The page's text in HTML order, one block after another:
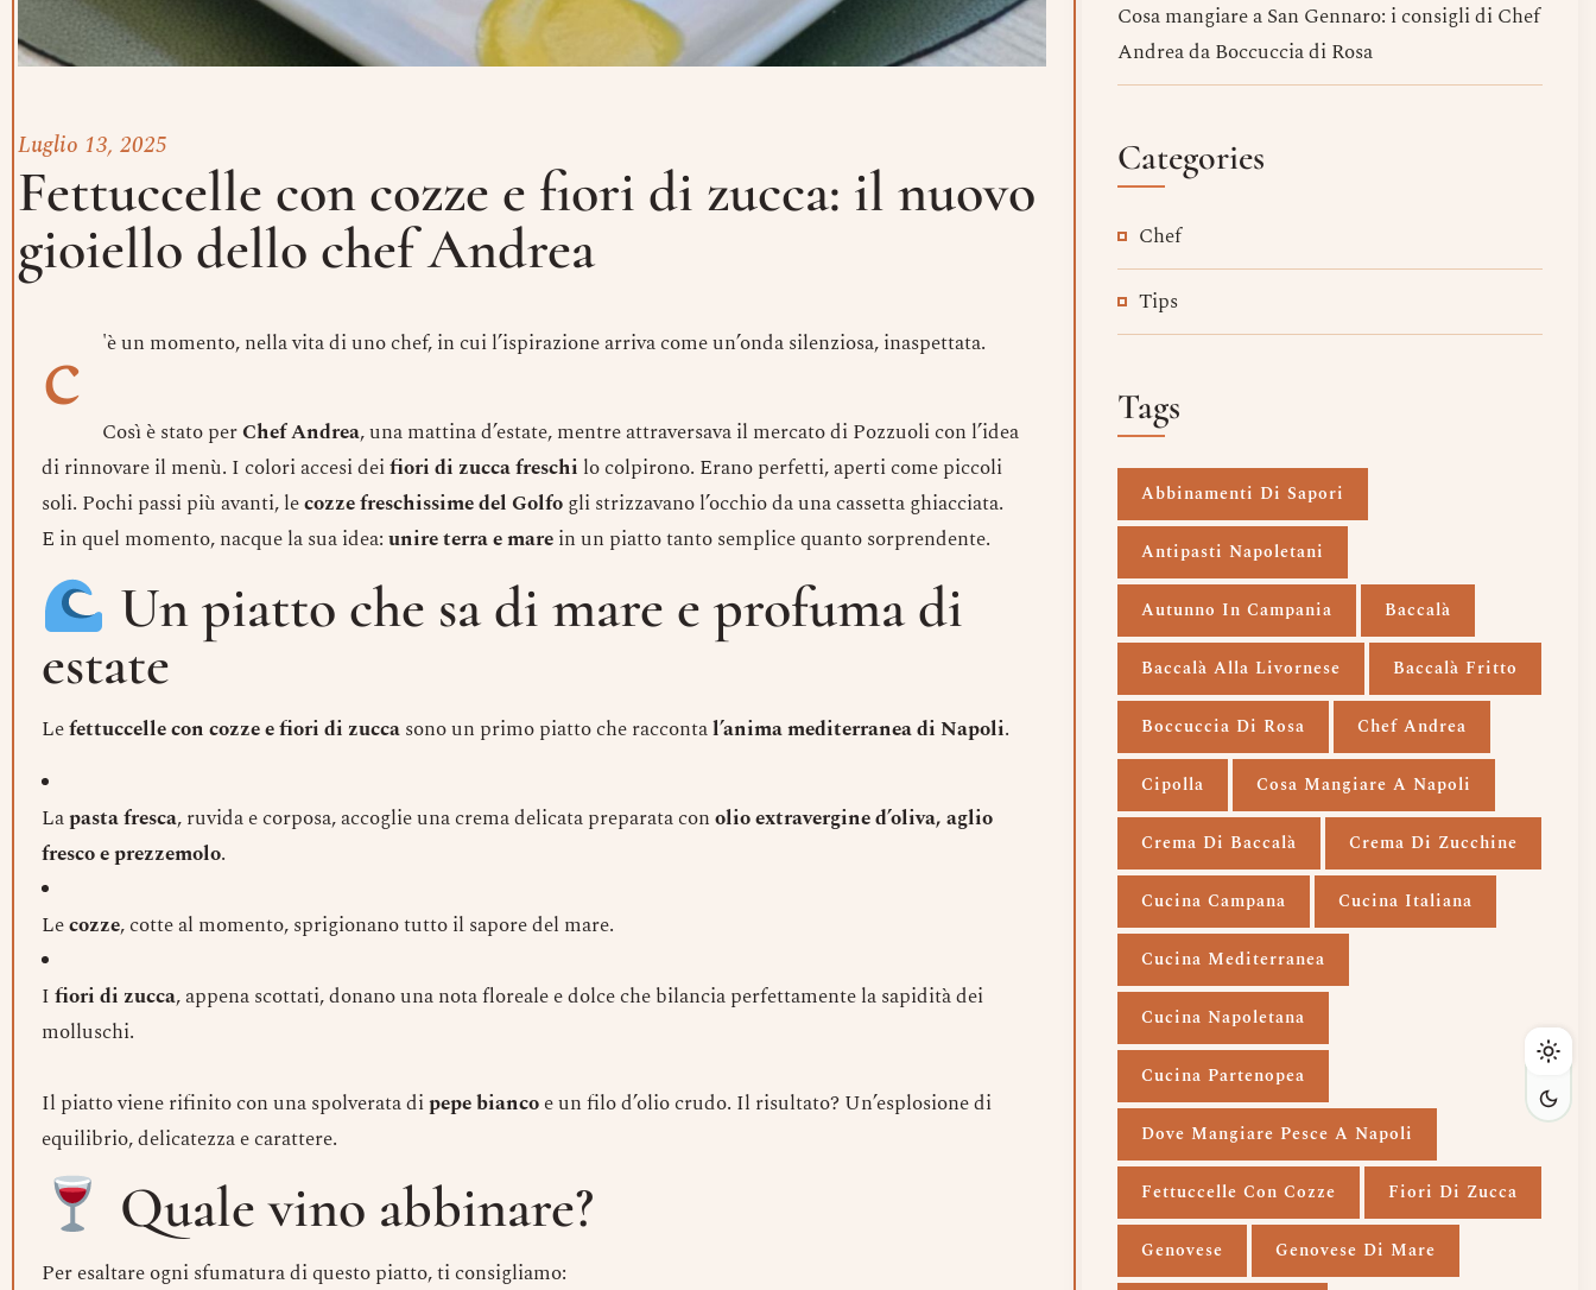
Luglio 13, 2025
Fettuccelle con cozze e fiori di zucca: il nuovo
gioiello dello chef Andrea
c 'è un momento, nella vita di uno chef, in cui l’ispirazione arriva come un’onda silenziosa, inaspettata.
Così è stato perChef Andrea, una mattina d’estate, mentre attraversava il mercato di Pozzuoli con l’idea
di rinnovare il menù. I colori accesi deifiori di zucca freschi lo colpirono. Erano perfetti, aperti come piccoli
soli. Pochi passi più avanti, lecozze freschissime del Golfogli strizzavano l’occhio da una cassetta ghiacciata.
E in quel momento, nacque la sua idea:unire terra e marein un piatto tanto semplice quanto sorprendente.
Un piatto che sa di mare e profuma di
estate
Lefettuccelle con cozze e fiori di zuccasono un primo piatto che raccontal’anima mediterranea di Napoli.
Lapasta fresca, ruvida e corposa, accoglie una crema delicata preparata conolio extravergine d’oliva, aglio
fresco e prezzemolo.
Lecozze, cotte al momento, sprigionano tutto il sapore del mare.
Ifiori di zucca, appena scottati, donano una nota floreale e dolce che bilancia perfettamente la sapidità dei
molluschi.
Il piatto viene rifinito con una spolverata dipepe biancoe un filo d’olio crudo. Il risultato? Un’esplosione di
equilibrio, delicatezza e carattere.
Quale vino abbinare?
Per esaltare ogni sfumatura di questo piatto, ti consigliamo:
Cosa mangiare a San Gennaro: i consigli di Chef
Andrea da Boccuccia di Rosa
Categories
Chef
Tips
Tags
Abbinamenti Di Sapori
Antipasti Napoletani
Autunno In Campania Baccalà
Baccalà Alla Livornese Baccalà Fritto
Boccuccia Di Rosa Chef Andrea
Cipolla Cosa Mangiare A Napoli
Crema Di Baccalà Crema Di Zucchine
Cucina Campana Cucina Italiana
Cucina Mediterranea
Cucina Napoletana
Cucina Partenopea
Dove Mangiare Pesce A Napoli
Fettuccelle Con Cozze Fiori Di Zucca
Genovese Genovese Di Mare
Ricorda che il Sabato l'ultima prenotazione
Numero di Persone